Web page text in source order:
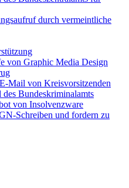
durch vermeintliche
von Graphic Media Design
Mail von Kreisvorsitzenden
Bundeskriminalamts
von Insolvenzware
Schreiben und fordern zu